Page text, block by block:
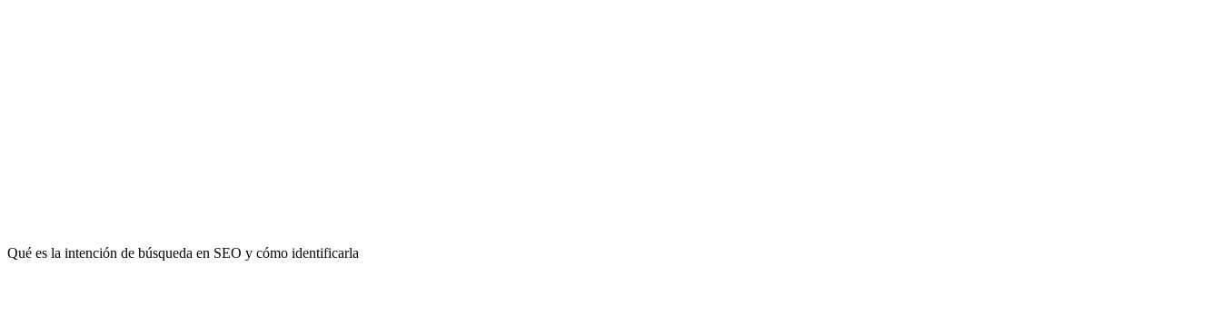
Qué es la intención de búsqueda en SEO y cómo identificarla